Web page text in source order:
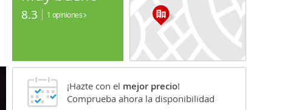
8.3 1 opiniones
¡Hazte con el mejor precio!
Comprueba ahora la disponibilidad